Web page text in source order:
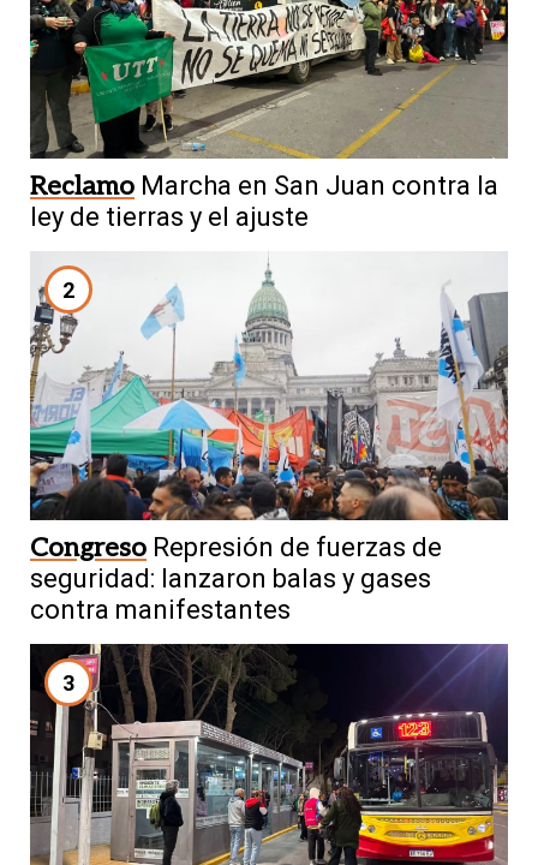
Reclamo Marcha en San Juan contra la
ley de tierras y el ajuste
2
Congreso Represión de fuerzas de
seguridad: lanzaron balas y gases
contra manifestantes
3